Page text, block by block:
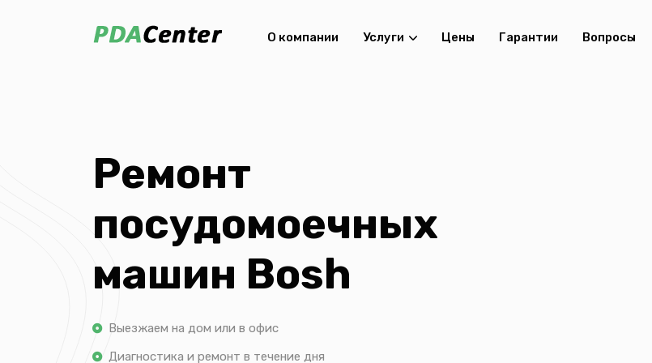
О компании Услуги Цены Гарантии Вопросы
Ремонт
посудомоечных
машин Bosh
Выезжаем на дом или в офис
Диагностика и ремонт в течение дня